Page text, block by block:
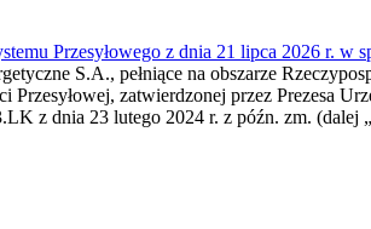
Przesyłowego z dnia 21 lipca 2026 r.
S.A., pełniące na obszarze
Przesyłowej, zatwierdzonej przez Prezesa
z dnia 23 lutego 2024 r. z późn. zm. (dalej